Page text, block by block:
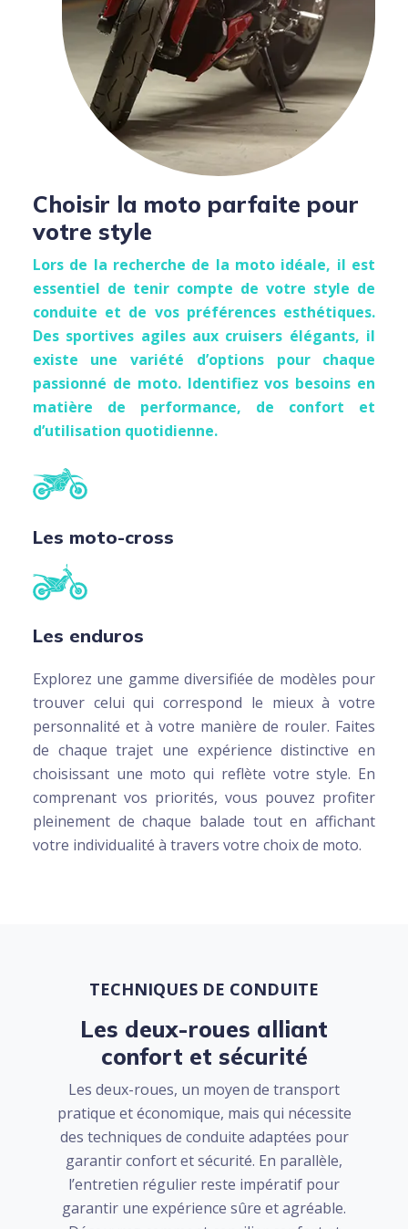
Choisir la moto parfaite pour
votre style
Lors de la recherche de la moto idéale, il est
essentiel de tenir compte de votre style de
conduite et de vos préférences esthétiques.
Des sportives agiles aux cruisers élégants, il
existe une variété d’options pour chaque
passionné de moto. Identifiez vos besoins en
matière de performance, de confort et
d’utilisation quotidienne.
Les moto-cross
Les enduros
Explorez une gamme diversifiée de modèles pour
trouver celui qui correspond le mieux à votre
personnalité et à votre manière de rouler. Faites
de chaque trajet une expérience distinctive en
choisissant une moto qui reflète votre style. En
comprenant vos priorités, vous pouvez profiter
pleinement de chaque balade tout en affichant
votre individualité à travers votre choix de moto.
TECHNIQUES DE CONDUITE
Les deux-roues alliant
confort et sécurité
Les deux-roues, un moyen de transport
pratique et économique, mais qui nécessite
des techniques de conduite adaptées pour
garantir confort et sécurité. En parallèle,
l’entretien régulier reste impératif pour
garantir une expérience sûre et agréable.